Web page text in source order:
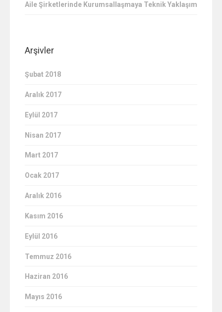
Aile Şirketlerinde Kurumsallaşmaya Teknik Yaklaşım
Arşivler
Şubat 2018
Aralık 2017
Eylül 2017
Nisan 2017
Mart 2017
Ocak 2017
Aralık 2016
Kasım 2016
Eylül 2016
Temmuz 2016
Haziran 2016
Mayıs 2016